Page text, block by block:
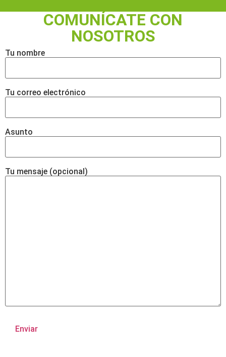
COMUNÍCATE CON
NOSOTROS
Tu nombre
Tu correo electrónico
Asunto
Tu mensaje (opcional)